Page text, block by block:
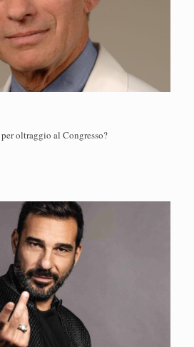
oltraggio al Congresso?